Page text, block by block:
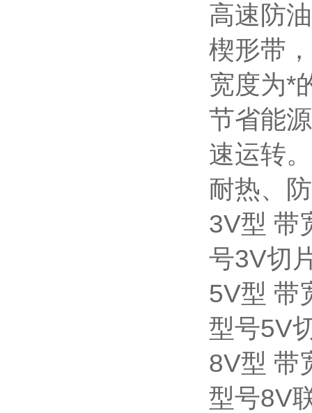
高速防
楔形带
宽度为*
节省能
速运转。
耐热、
3V型 带
号3V切
5V型 带
型号5V
8V型 带
型号8V